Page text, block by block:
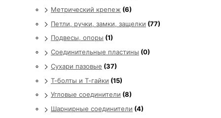
Метрический крепеж (6)
Петли, ручки, замки, защелки (77)
Подвесы, опоры (1)
Соединительные пластины (0)
Сухари пазовые (37)
Т-болты и Т-гайки (15)
Угловые соединители (8)
Шарнирные соединители (4)